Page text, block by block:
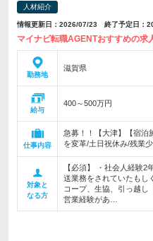
人材紹介
情報更新日：2026/07/23 終了予定日：
マイナビ転職AGENTおすすめの求
勤務地
滋賀県
給与
400～500万円
仕事内容
急募！！【大津】【宿泊
を変革/土日祝休み/残業少
対象と
なる方
【必須】 ・社会人経験
送業務をされていたもし
コープ、生協、引っ越し
営業経験があ…